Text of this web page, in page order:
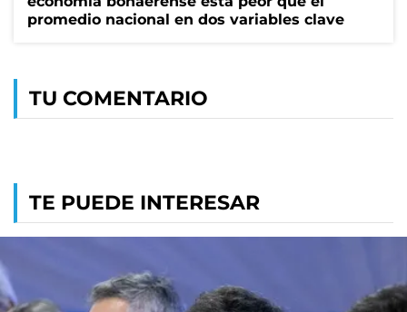
promedio nacional en dos variables clave
TU COMENTARIO
TE PUEDE INTERESAR